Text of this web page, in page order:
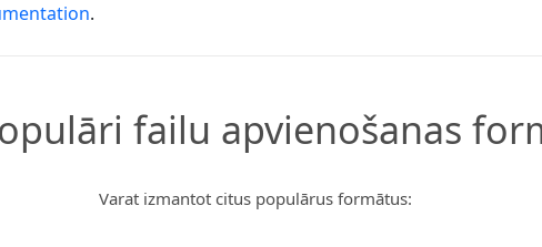
.
failu apvienošanas
Varat izmantot citus populārus formātus: